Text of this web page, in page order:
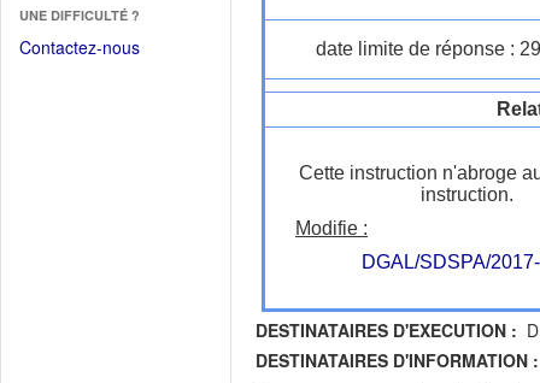
fenêtre)
une
nouvelle
UNE DIFFICULTÉ ?
Contactez-nous date limite de réponse :
Cette instruction n'abroge
instruction.
Modifie :
DGAL/SDSPA/
DESTINATAIRES D'EXECUTION :
DESTINATAIRES D'INFORMATION :